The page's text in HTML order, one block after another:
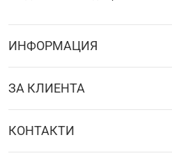
ИНФОРМАЦИЯ
ЗА КЛИЕНТА
КОНТАКТИ